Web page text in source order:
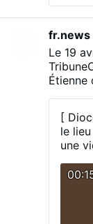
fr.news
Le 19
Étienne
tam à
[
le
une
Ce